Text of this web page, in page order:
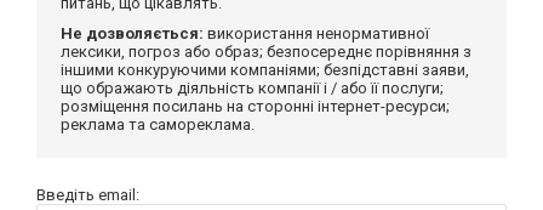
Не дозволяється: використання ненормативної
лексики, погроз або образ; безпосереднє порівняння з
іншими конкуруючими компаніями; безпідставні заяви,
що ображають діяльність компанії і / або її послуги;
розміщення посилань на сторонні інтернет-ресурси;
реклама та самореклама.
Введіть email: